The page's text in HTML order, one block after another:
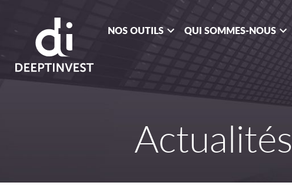
NOS OUTILS QUI SOMMES-NOUS
Actualités